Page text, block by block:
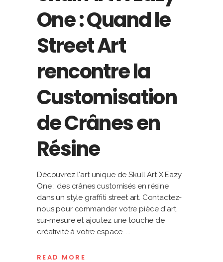
One : Quand le
Street Art
rencontre la
Customisation
de Crânes en
Résine
Découvrez l'art unique de Skull Art X Eazy
One : des crânes customisés en résine
dans un style graffiti street art. Contactez-
nous pour commander votre pièce d'art
sur-mesure et ajoutez une touche de
créativité à votre espace.
READ MORE